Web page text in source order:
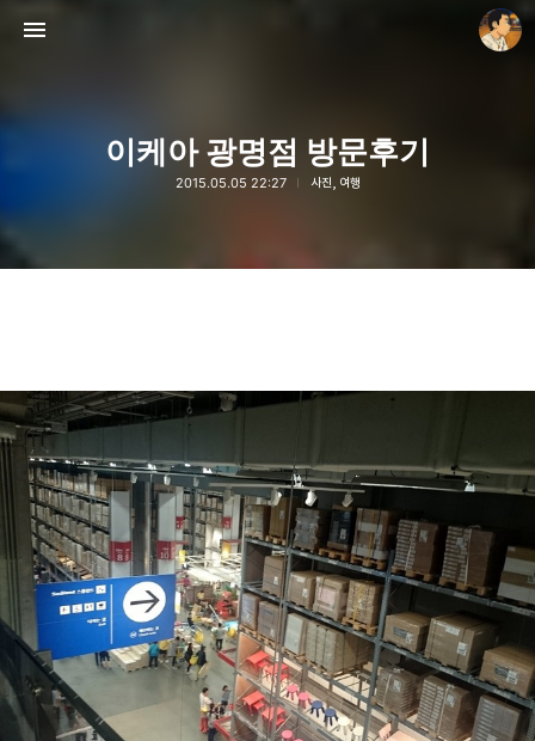
이케아 광명점 방문후기
2015.05.05 22:27 사진, 여행
thebravepost.com